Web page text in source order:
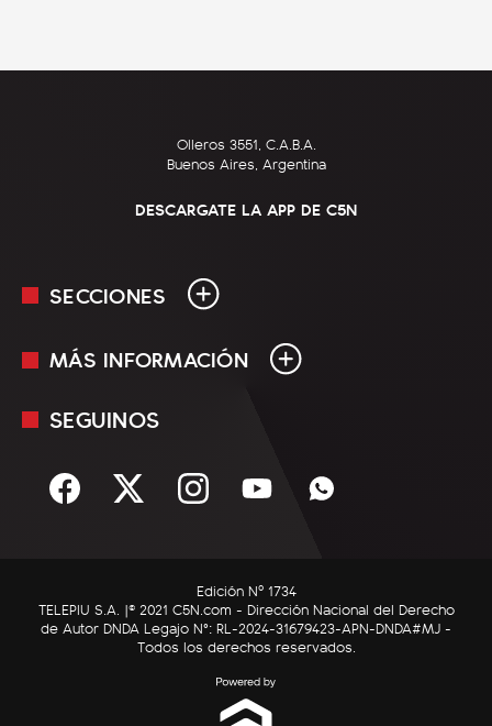
Olleros 3551, C.A.B.A.
Buenos Aires, Argentina
DESCARGATE LA APP DE C5N
SECCIONES
En Vivo
Sociedad
C5N Autos
RatingCero
MÁS INFORMACIÓN
Mediakit
Términos y condiciones
SEGUINOS
Edición Nº 1734
TELEPIU S.A. |© 2021 C5N.com - Dirección Nacional del Derecho
de Autor DNDA Legajo N°: RL-2024-31679423-APN-DNDA#MJ -
Todos los derechos reservados.